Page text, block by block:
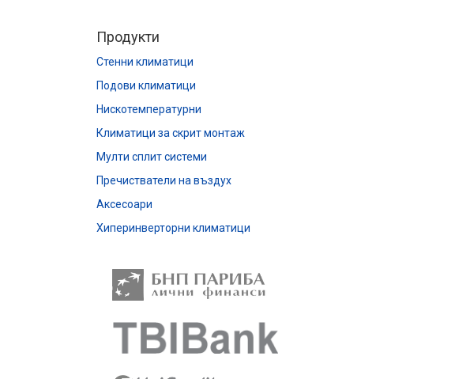
Продукти
Стенни климатици
Подови климатици
Нискотемпературни
Климатици за скрит монтаж
Мулти сплит системи
Пречистватели на въздух
Аксесоари
Хиперинверторни климатици